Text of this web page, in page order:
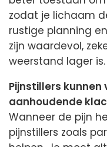
zodat je lichaam
rustige planning
zijn waardevol,
weerstand lager is.
Pijnstillers
aanhoudende
Wanneer de pijn
pijnstillers zoals